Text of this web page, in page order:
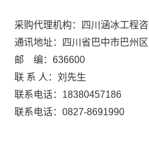
采购代理机构：四川涵冰工程
通讯地址：
四川省巴中市巴州
邮
编： 636600
联 系 人： 刘先生
联系电话：18380457186
联系电话： 0827-8691990